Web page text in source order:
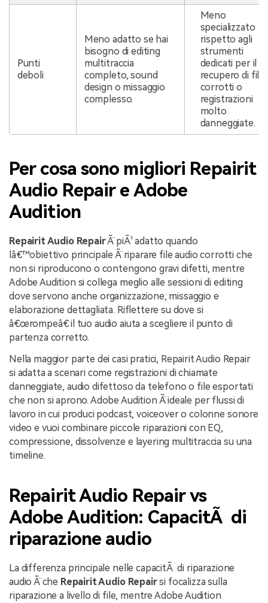
Punti
deboli
Meno adatto se hai
bisogno di editing
multitraccia
completo, sound
design o missaggio
complesso.
Meno
specializzato
rispetto agli
strumenti
dedicati per il
recupero di file
corrotti o
registrazioni
molto
danneggiate.
Per cosa sono migliori Repairit
Audio Repair e Adobe
Audition
Repairit Audio RepairÃ¨ piÃ¹ adatto quando
lâ€™obiettivo principale Ã¨ riparare file audio corrotti che
non si riproducono o contengono gravi difetti, mentre
Adobe Audition si collega meglio alle sessioni di editing
dove servono anche organizzazione, missaggio e
elaborazione dettagliata. Riflettere su dove si
â€œrompeâ€ il tuo audio aiuta a scegliere il punto di
partenza corretto.
Nella maggior parte dei casi pratici, Repairit Audio Repair
si adatta a scenari come registrazioni di chiamate
danneggiate, audio difettoso da telefono o file esportati
che non si aprono. Adobe Audition Ã¨ ideale per flussi di
lavoro in cui produci podcast, voiceover o colonne sonore
video e vuoi combinare piccole riparazioni con EQ,
compressione, dissolvenze e layering multitraccia su una
timeline.
Repairit Audio Repair vs
Adobe Audition: CapacitÃ di
riparazione audio
La differenza principale nelle capacitÃ di riparazione
audio Ã¨ che Repairit Audio Repairsi focalizza sulla
riparazione a livello di file, mentre Adobe Audition